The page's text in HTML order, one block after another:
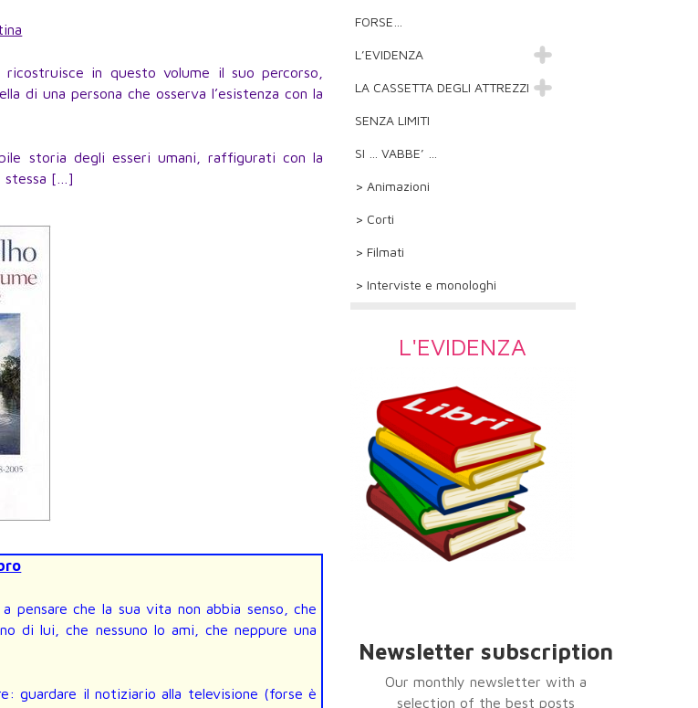
in questo volume il suo percorso,
di una persona che osserva l’esistenza con la
storia degli esseri umani, raffigurati con la
stessa […]
pensare che la sua vita non abbia senso, che
di lui, che nessuno lo ami, che neppure una
guardare il notiziario alla televisione (forse è
FORSE…
L’EVIDENZA
LA CASSETTA DEGLI ATTREZZI
SENZA LIMITI
SI … VABBE’ …
> Animazioni
> Corti
> Filmati
> Interviste e monologhi
L'EVIDENZA
Newsletter subscription
Our monthly newsletter with a
selection of the best posts